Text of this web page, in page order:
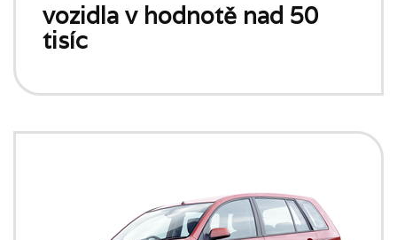
vozidla v hodnotě nad 50
tisíc